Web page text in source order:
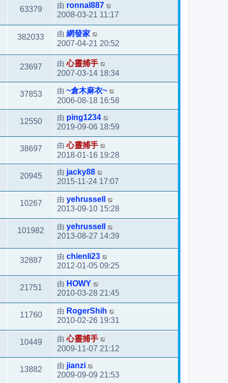
63379 由 ronnal887
2008-03-21 11:17
382033 由 網發家
2007-04-21 20:52
23697 由心靈捕手
2007-03-14 18:34
37853 由 ~倉木麻衣~
2006-08-18 16:58
12550 由 ping1234
2019-09-06 18:59
38697 由心靈捕手
2018-01-16 19:28
20945 由 jacky88
2015-11-24 17:07
10267 由 yehrussell
2013-09-10 15:28
101982 由 yehrussell
2013-08-27 14:39
32887 由 chienli23
2012-01-05 09:25
21751 由 HOWY
2010-03-28 21:45
11760 由 RogerShih
2010-02-26 19:31
10449 由心靈捕手
2009-11-07 21:12
13882 由 jianzi
2009-09-09 21:53